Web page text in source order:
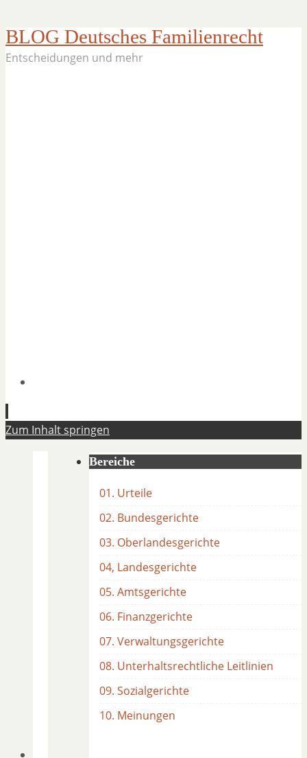
BLOG Deutsches Familienrecht
Entscheidungen und mehr
Zum Inhalt springen
Bereiche
01. Urteile
02. Bundesgerichte
03. Oberlandesgerichte
04, Landesgerichte
05. Amtsgerichte
06. Finanzgerichte
07. Verwaltungsgerichte
08. Unterhaltsrechtliche Leitlinien
09. Sozialgerichte
10. Meinungen